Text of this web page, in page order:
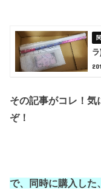
その記事がコレ！気
ぞ！
で、同時に購入した